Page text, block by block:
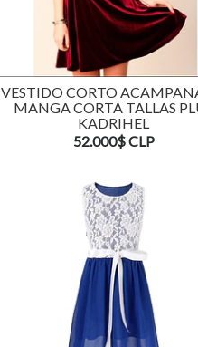
VESTIDO CORTO
MANGA CORTA TALLAS
KADRIHEL
52.000$ CLP